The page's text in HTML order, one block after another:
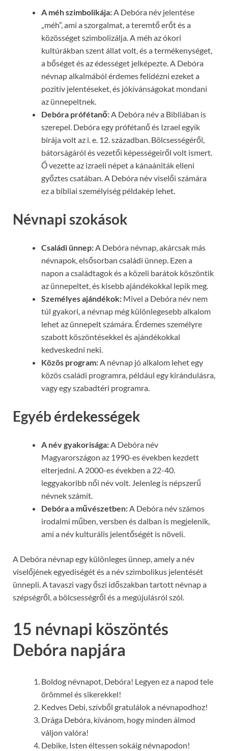
A méh szimbolikája: A Debóra név jelentése
„méh”, ami a szorgalmat, a teremtő erőt és a
közösséget szimbolizálja. A méh az ókori
kultúrákban szent állat volt, és a termékenységet,
a bőséget és az édességet jelképezte. A Debóra
névnap alkalmából érdemes felidézni ezeket a
pozitív jelentéseket, és jókívánságokat mondani
az ünnepeltnek.
Debóra prófétanő: A Debóra név a Bibliában is
szerepel. Debóra egy prófétanő és Izrael egyik
bírája volt az i. e. 12. században. Bölcsességéről,
bátorságáról és vezetői képességeiről volt ismert.
Ő vezette az izraeli népet a kánaániták elleni
győztes csatában. A Debóra név viselői számára
ez a bibliai személyiség példakép lehet.
Névnapi szokások
Családi ünnep:A Debóra névnap, akárcsak más
névnapok, elsősorban családi ünnep. Ezen a
napon a családtagok és a közeli barátok köszöntik
az ünnepeltet, és kisebb ajándékokkal lepik meg.
Személyes ajándékok: Mivel a Debóra név nem
túl gyakori, a névnap még különlegesebb alkalom
lehet az ünnepelt számára. Érdemes személyre
szabott köszöntésekkel és ajándékokkal
kedveskedni neki.
Közös program:A névnap jó alkalom lehet egy
közös családi programra, például egy kirándulásra,
vagy egy szabadtéri programra.
Egyéb érdekességek
A név gyakorisága:A Debóra név
Magyarországon az 1990-es években kezdett
elterjedni. A 2000-es években a 22-40.
leggyakoribb női név volt. Jelenleg is népszerű
névnek számít.
Debóra a művészetben:A Debóra név számos
irodalmi műben, versben és dalban is megjelenik,
ami a név kulturális jelentőségét is növeli.
A Debóra névnap egy különleges ünnep, amely a név
viselőjének egyediségét és a név szimbolikus jelentését
ünnepli. A tavaszi vagy őszi időszakban tartott névnap a
szépségről, a bölcsességről és a megújulásról szól.
15 névnapi köszöntés
Debóra napjára
Boldog névnapot, Debóra! Legyen ez a napod tele
örömmel és sikerekkel!
Kedves Debi, szívből gratulálok a névnapodhoz!
Drága Debóra, kívánom, hogy minden álmod
váljon valóra!
Debike, Isten éltessen sokáig névnapodon!